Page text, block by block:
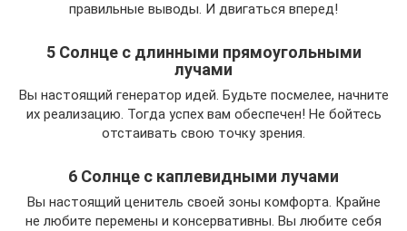
правильные выводы. И двигаться вперед!
5 Солнце с длинными прямоугольными
лучами
Вы настоящий генератор идей. Будьте посмелее, начните
их реализацию. Тогда успех вам обеспечен! Не бойтесь
отстаивать свою точку зрения.
6 Солнце с каплевидными лучами
Вы настоящий ценитель своей зоны комфорта. Крайне
не любите перемены и консервативны. Вы любите себя